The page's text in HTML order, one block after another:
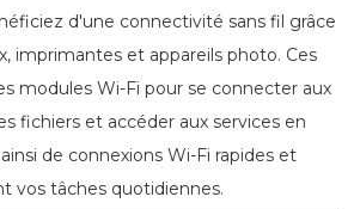
d'une connectivité sans fil grâce
imprimantes et appareils photo. Ces
modules Wi-Fi pour se connecter aux
fichiers et accéder aux services en
de connexions Wi-Fi rapides et
vos tâches quotidiennes.